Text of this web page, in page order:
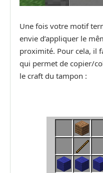
Une fois votre motif
envie d’appliquer le
proximité. Pour cela, il
qui permet de copier/
le craft du tampon :